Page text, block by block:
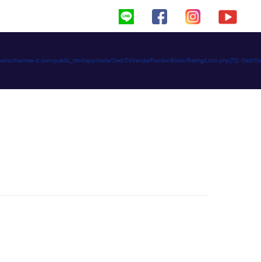
thaimee-d.com/public_html/app/code/Ced/CsVendorReview/Block/Rating/Lists.php(72):